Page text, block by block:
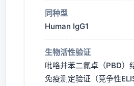
同种型
Human IgG1
生物活性验证
吡咯并苯二氮卓（PBD）
免疫测定验证（竞争性